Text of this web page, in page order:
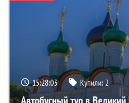
15:28:02 Купили:2